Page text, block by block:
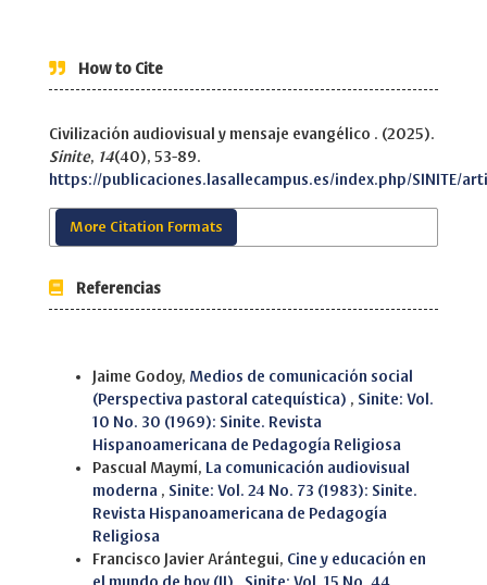
How to Cite
Civilización audiovisual y mensaje evangélico . (2025).
Sinite, 14(40), 53-89.
https://publicaciones.lasallecampus.es/index.php/SINITE/
More Citation Formats
Referencias
Jaime Godoy, Medios de comunicación social
(Perspectiva pastoral catequística) , Sinite: Vol.
10 No. 30 (1969): Sinite. Revista
Hispanoamericana de Pedagogía Religiosa
Pascual Maymí,
La comunicación audiovisual
moderna , Sinite: Vol. 24 No. 73 (1983): Sinite.
Revista Hispanoamericana de Pedagogía
Religiosa
Francisco Javier Arántegui, Cine y educación en